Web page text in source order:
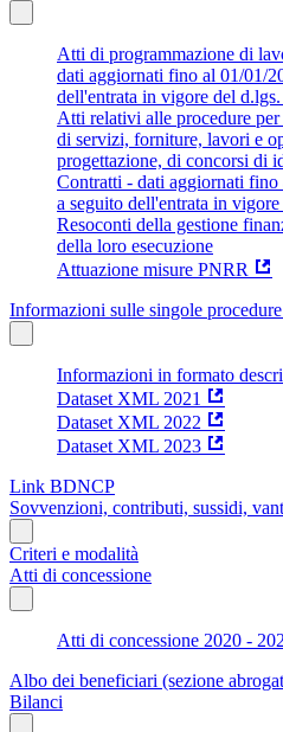
Atti di programmazione di
dati aggiornati fino al 01/01/
dell'entrata in vigore del
Atti relativi alle procedure
di servizi, forniture, lavori e
progettazione, di concorsi di
Contratti - dati aggiornati fino
a seguito dell'entrata in
Resoconti della gestione
della loro esecuzione
Attuazione misure PNRR
Informazioni sulle singole
Informazioni in formato
Dataset XML 2021
Dataset XML 2022
Dataset XML 2023
Link BDNCP
Sovvenzioni, contributi, sussidi,
Criteri e modalità
Atti di concessione
Atti di concessione 2020 -
Albo dei beneficiari (sezione
Bilanci